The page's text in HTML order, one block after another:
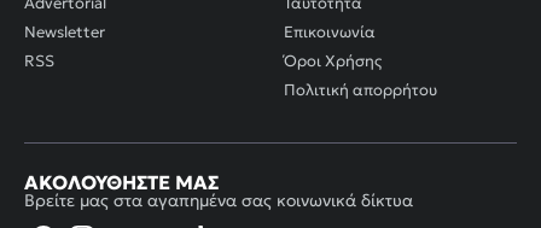
Newsletter
RSS
Επικοινωνία
Όροι Χρήσης
Πολιτική απορρήτου
ΑΚΟΛΟΥΘΉΣΤΕ ΜΑΣ
Βρείτε μας στα αγαπημένα σας κοινωνικά δίκτυα